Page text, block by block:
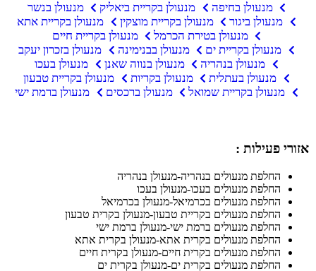
מנעולן בחיפה מנעולן בקריית ביאליק
מנעולן בנשר
מנעולן ביגור
מנעולן בקריית מוצקין
מנעולן בקריית אתא
מנעולן בטירת הכרמל
מנעולן בקריית חיים
מנעולן בקריית ים
מנעולן בבנימינה
מנעולן בזכרון יעקב
מנעולן בנהריה
מנעולן בנווה שאנן
מנעולן בעכו
מנעולן בעתלית
מנעולן בקריות
מנעולן בקריית טבעון
מנעולן בקריית שמואל
מנעולן ברכסים מנעולן ברמת ישי
אזורי פעילות :
החלפת מנעולים בנהריה-מנעולן בנהריה
החלפת מנעולים בעכו-מנעולן בעכו
החלפת מנעולים בכרמיאל-מנעולן בכרמיאל
החלפת מנעולים בקריית טבעון-מנעולן בקרית טבעון
החלפת מנעולים ברמת ישי-מנעולן ברמת ישי
החלפת מנעולים בקרית אתא-מנעולן בקרית אתא
החלפת מנעולים בקרית חיים-מנעולן בקרית חיים
החלפת מנעולים בקרית ים-מנעולן בקרית ים